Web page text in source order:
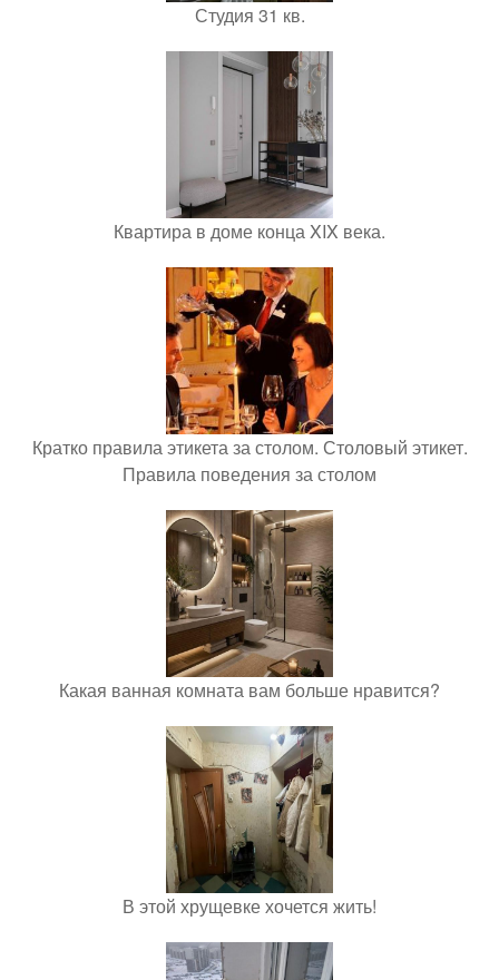
Студия 31 кв.
Квартира в доме конца XIX века.
Кратко правила этикета за столом. Столовый этикет.
Правила поведения за столом
Какая ванная комната вам больше нравится?
В этой хрущевке хочется жить!